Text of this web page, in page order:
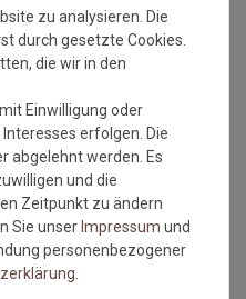
Versandkostenfrei*
Astra Teppich Samoa
Des.001 Beige 007 | 140x200
cm
Grundpreis:
zu analysieren. Die
durch gesetzte Cookies.
die wir in den
Einwilligung oder
erfolgen. Die
abgelehnt werden. Es
und die
Zeitpunkt zu ändern
Sie unserImpressum und
personenbezogener